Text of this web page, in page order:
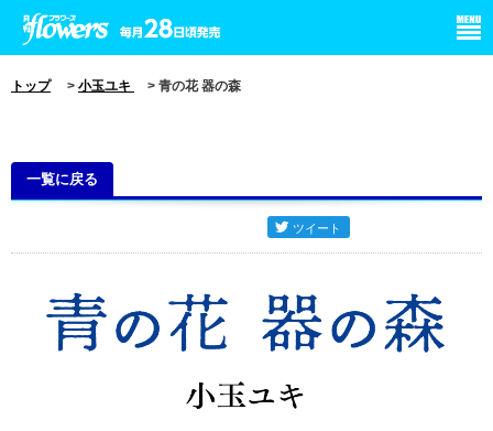
トップ> 小玉ユキ > 青の花 器の森
一覧に戻る